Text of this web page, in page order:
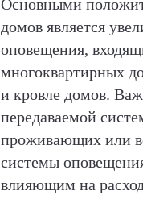
Основными
домов является
оповещения,
многоквартирных
и кровле домов.
передаваемой
проживающих или
системы
влияющим на